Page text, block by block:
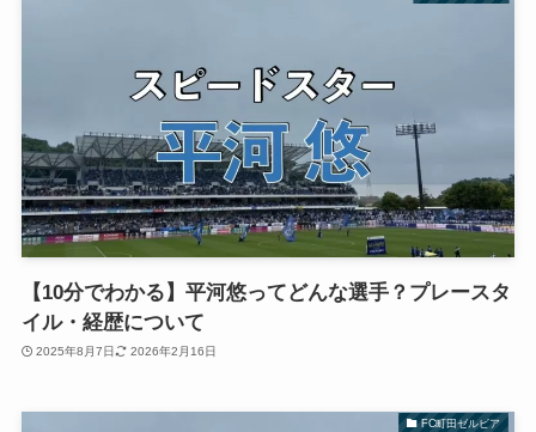
【10分でわかる】平河悠ってどんな選手？プレースタ
イル・経歴について
2025年8月7日 2026年2月16日
FC町田ゼルビア